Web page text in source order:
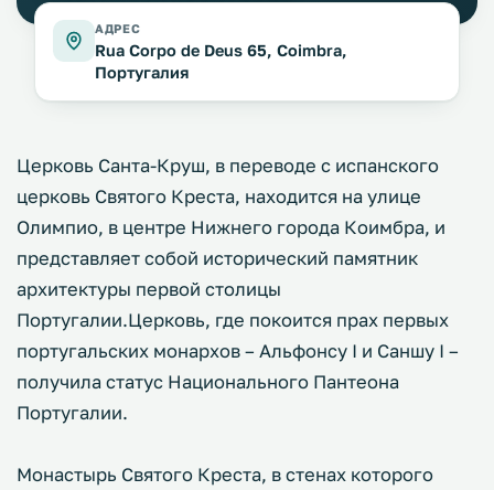
АДРЕС
Rua Corpo de Deus 65, Coimbra,
Португалия
Церковь Санта-Круш, в переводе с испанского
церковь Святого Креста, находится на улице
Олимпио, в центре Нижнего города Коимбра, и
представляет собой исторический памятник
архитектуры первой столицы
Португалии.Церковь, где покоится прах первых
португальских монархов – Альфонсу I и Саншу I –
получила статус Национального Пантеона
Португалии.
Монастырь Святого Креста, в стенах которого